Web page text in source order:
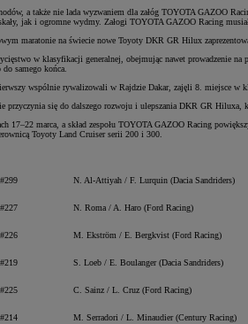
a także nie lada wyzwaniem dla załóg TOYOTA GAZOO
jak i ogromne wydmy. Załogi TOYOTA GAZOO Racing
maratonie na świecie nowe Toyoty DKR GR Hilux
w klasyfikacji generalnej, obejmując nawet prowadzenie
samego końca.
wspólnie rywalizowali w Rajdzie Dakar, zajęli 8. miejsce w
przyczynia się do dalszego rozwoju i ulepszania DKR GR
17–22 marca, a skład zespołu TOYOTA GAZOO Racing
Toyoty Land Cruiser serii 200 i 300.
#299 N. Al-Attiyah / F. Lurquin (Dacia Sandriders)
#227 N. Roma / A. Haro (Ford Racing)
#226 M. Ekström / E. Bergkvist (Ford Racing)
#219 S. Loeb / E. Boulanger (Dacia Sandriders)
#225 C. Sainz / L. Cruz (Ford Racing)
#214 M. Serradori / L. Minaudier (Century Racing)